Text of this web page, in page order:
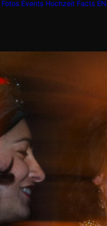
Fotos Events Hochzeit Facts EN